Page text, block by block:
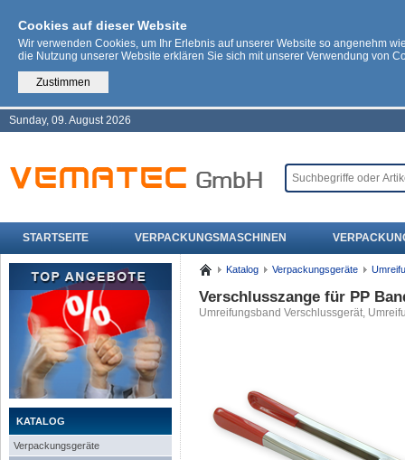
Cookies auf dieser Website
Wir verwenden Cookies, um Ihr Erlebnis auf unserer Website so angenehm
die Nutzung unserer Website erklären Sie sich mit unserer Verwendung von
Zustimmen
Sunday, 09. August 2026
STARTSEITE VERPACKUNGSMASCHINEN
KATALOG
Verpackungsgeräte
Katalog Verpackungsgeräte
Verschlusszange für PP
Umreifungsband Verschlussgerät,